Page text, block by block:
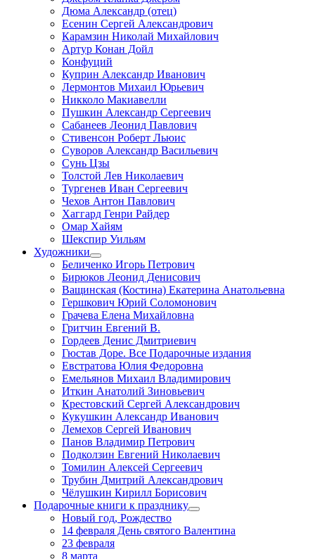
Дюма Александр (отец)
Есенин Сергей Александрович
Карамзин Николай Михайлович
Артур Конан Дойл
Конфуций
Куприн Александр Иванович
Лермонтов Михаил Юрьевич
Никколо Макиавелли
Пушкин Александр Сергеевич
Сабанеев Леонид Павлович
Стивенсон Роберт Льюис
Суворов Александр Васильевич
Сунь Цзы
Толстой Лев Николаевич
Тургенев Иван Сергеевич
Чехов Антон Павлович
Хаггард Генри Райдер
Омар Хайям
Шекспир Уильям
Художники
Беличенко Игорь Петрович
Бирюков Леонид Денисович
Ващинская (Костина) Екатерина Анатольевна
Гершкович Юрий Соломонович
Грачева Елена Михайловна
Гритчин Евгений В.
Гордеев Денис Дмитриевич
Гюстав Доре. Все Подарочные издания
Евстратова Юлия Федоровна
Емельянов Михаил Владимирович
Иткин Анатолий Зиновьевич
Крестовский Сергей Александрович
Кукушкин Александр Иванович
Лемехов Сергей Иванович
Панов Владимир Петрович
Подколзин Евгений Николаевич
Томилин Алексей Сергеевич
Трубин Дмитрий Александрович
Чёлушкин Кирилл Борисович
Подарочные книги к празднику
Новый год, Рождество
14 февраля День святого Валентина
23 февраля
8 марта